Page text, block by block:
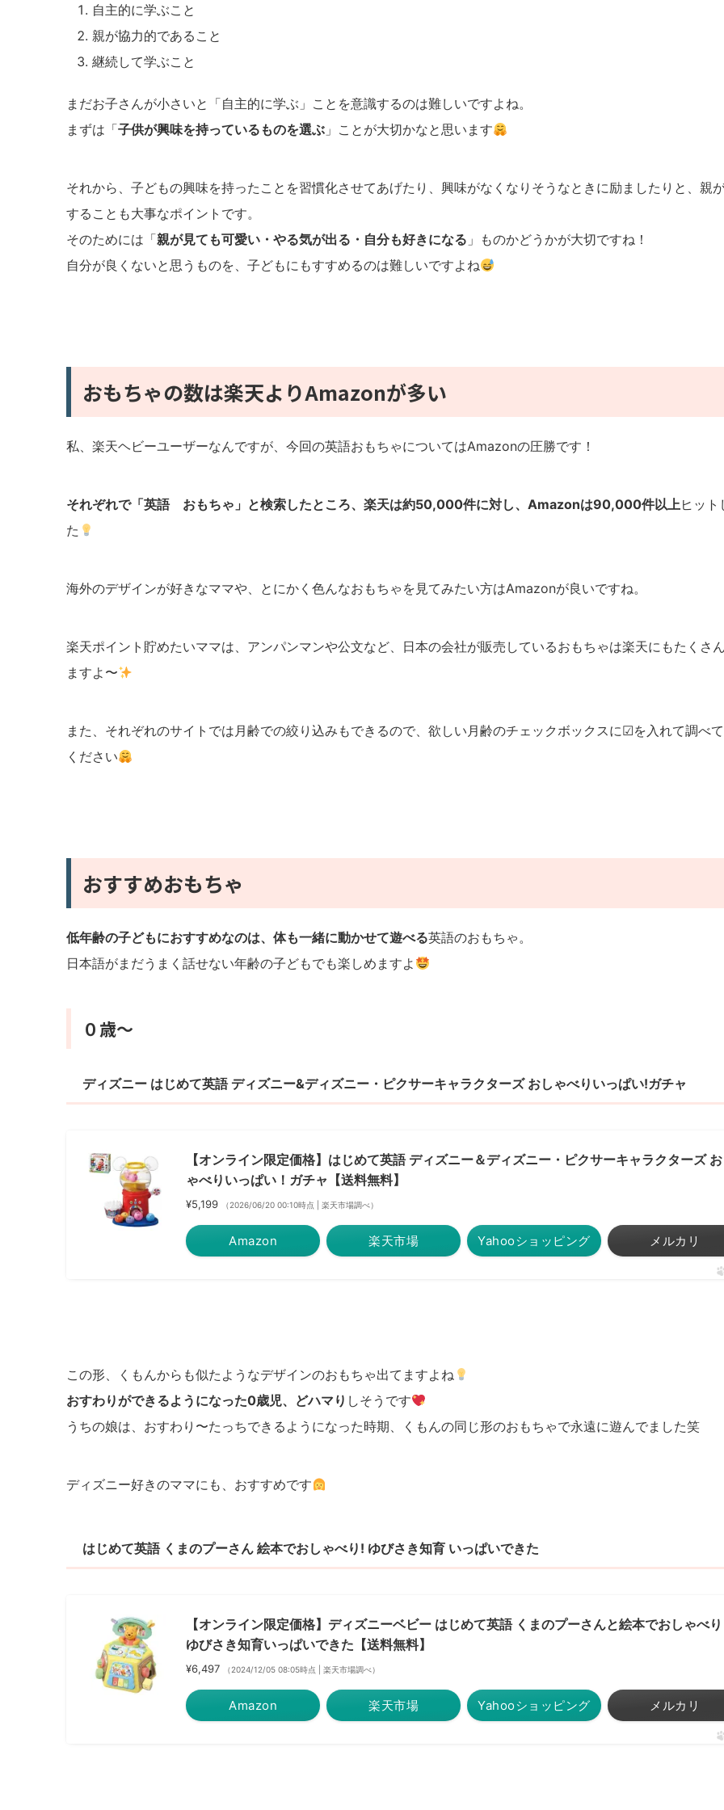
自主的に学ぶこと
親が協力的であること
継続して学ぶこと
まだお子さんが小さいと「自主的に学ぶ」ことを意識するのは難しいですよね。
まずは「子供が興味を持っているものを選ぶ 」ことが大切かなと思います
それから、子どもの興味を持ったことを習慣化させてあげたり、興味がなくなりそうなときに励ましたりと、親
することも大事なポイントです。
そのためには「親が見ても可愛い・やる気が出る・自分も好きになる 」ものかどうかが大切ですね！
自分が良くないと思うものを、子どもにもすすめるのは難しいですよね
おもちゃの数は楽天よりAmazonが多い
私、楽天ヘビーユーザーなんですが、今回の英語おもちゃについてはAmazonの圧勝です！
それぞれで「英語 おもちゃ」と検索したところ、楽天は約50,000件に対し、Amazonは90,000件以上ヒット
た
海外のデザインが好きなママや、とにかく色んなおもちゃを見てみたい方はAmazonが良いですね。
楽天ポイント貯めたいママは、アンパンマンや公文など、日本の会社が販売しているおもちゃは楽天にもたくさ
ますよ〜
また、それぞれのサイトでは月齢での絞り込みもできるので、欲しい月齢のチェックボックスに☑︎を入れて調べ
ください
おすすめおもちゃ
低年齢の子どもにおすすめなのは、体も一緒に動かせて遊べる英語のおもちゃ。
日本語がまだうまく話せない年齢の子どもでも楽しめますよ
０歳〜
ディズニー はじめて英語 ディズニー&ディズニー・ピクサーキャラクターズ おしゃべりいっぱい!ガチャ
【オンライン限定価格】はじめて英語 ディズニー＆ディズニー・ピクサーキャラクターズ
ゃべりいっぱい！ガチャ【送料無料】
¥5,199 （2026/06/20 00:10時点 | 楽天市場調べ）
Amazon 楽天市場 Yahooショッピング メルカリ
この形、くもんからも似たようなデザインのおもちゃ出てますよね
おすわりができるようになった0歳児、どハマり しそうです
うちの娘は、おすわり〜たっちできるようになった時期、くもんの同じ形のおもちゃで永遠に遊んでました笑
ディズニー好きのママにも、おすすめです
はじめて英語 くまのプーさん 絵本でおしゃべり! ゆびさき知育 いっぱいできた
【オンライン限定価格】ディズニーベビー はじめて英語 くまのプーさんと絵本でおしゃべ
ゆびさき知育いっぱいできた【送料無料】
¥6,497 （2024/12/05 08:05時点 | 楽天市場調べ）
Amazon 楽天市場 Yahooショッピング メルカリ